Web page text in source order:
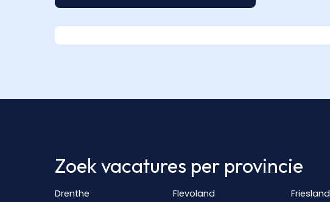
Zoek vacatures per provincie
Drenthe Flevoland Friesland